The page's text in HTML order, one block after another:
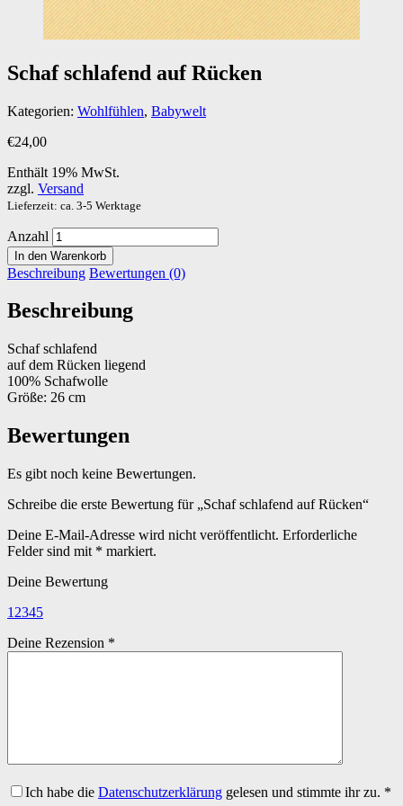
Schaf schlafend auf Rücken
Kategorien: Wohlfühlen, Babywelt
€24,00
Enthält 19% MwSt.
zzgl. Versand
Lieferzeit: ca. 3-5 Werktage
Anzahl
In den Warenkorb
Beschreibung Bewertungen (0)
Beschreibung
Schaf schlafend
auf dem Rücken liegend
100% Schafwolle
Größe: 26 cm
Bewertungen
Es gibt noch keine Bewertungen.
Schreibe die erste Bewertung für „Schaf schlafend auf Rücken“
Deine E-Mail-Adresse wird nicht veröffentlicht. Erforderliche
Felder sind mit * markiert.
Deine Bewertung
1 2345
Deine Rezension *
Ich habe die Datenschutzerklärung gelesen und stimmte ihr zu. *